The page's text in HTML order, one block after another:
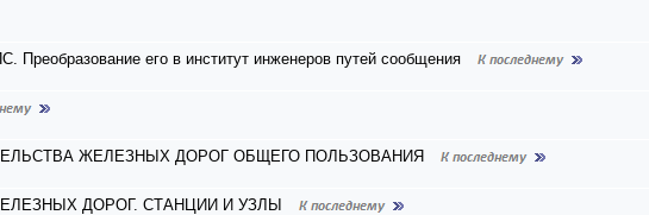
Преобразование его в институт инженеров путей сообщения
ЖЕЛЕЗНЫХ ДОРОГ ОБЩЕГО ПОЛЬЗОВАНИЯ
ДОРОГ. СТАНЦИИ И УЗЛЫ